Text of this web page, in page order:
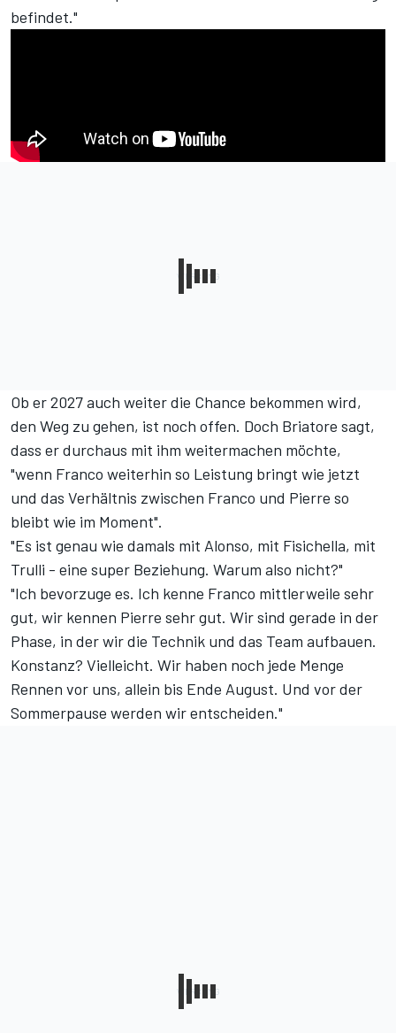
befindet."
Ob er 2027 auch weiter die Chance bekommen wird,
den Weg zu gehen, ist noch offen. Doch Briatore sagt,
dass er durchaus mit ihm weitermachen möchte,
"wenn Franco weiterhin so Leistung bringt wie jetzt
und das Verhältnis zwischen Franco und Pierre so
bleibt wie im Moment".
"Es ist genau wie damals mit Alonso, mit Fisichella, mit
Trulli - eine super Beziehung. Warum also nicht?"
"Ich bevorzuge es. Ich kenne Franco mittlerweile sehr
gut, wir kennen Pierre sehr gut. Wir sind gerade in der
Phase, in der wir die Technik und das Team aufbauen.
Konstanz? Vielleicht. Wir haben noch jede Menge
Rennen vor uns, allein bis Ende August. Und vor der
Sommerpause werden wir entscheiden."